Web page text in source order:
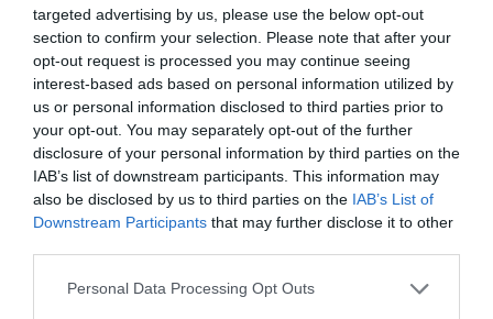
targeted advertising by us, please use the below opt-out
section to confirm your selection. Please note that after your
opt-out request is processed you may continue seeing
interest-based ads based on personal information utilized by
us or personal information disclosed to third parties prior to
your opt-out. You may separately opt-out of the further
disclosure of your personal information by third parties on the
IAB’s list of downstream participants. This information may
also be disclosed by us to third parties on the IAB’s List of
Downstream Participants that may further disclose it to other
Personal Data Processing Opt Outs
Tags
ΒΡΑΒΕΙΑ
ΚΙΝΗΜΑΤΟΓΡΑΦΙΚΑ ΦΕΣΤΙΒΑΛ
ΝΤΟΚΙΜΑΝΤΕΡ - ΙΣΤΟΡΙΚΕΣ ΤΑΙΝΙΕΣ
ΞΕΝΕΣ ΤΑΙΝΙΕΣ
Newsletter
Κάθε βδομάδα στο e-mail σας τα τελευταία νέα για
την Τέχνη και τον Πολιτισμό!